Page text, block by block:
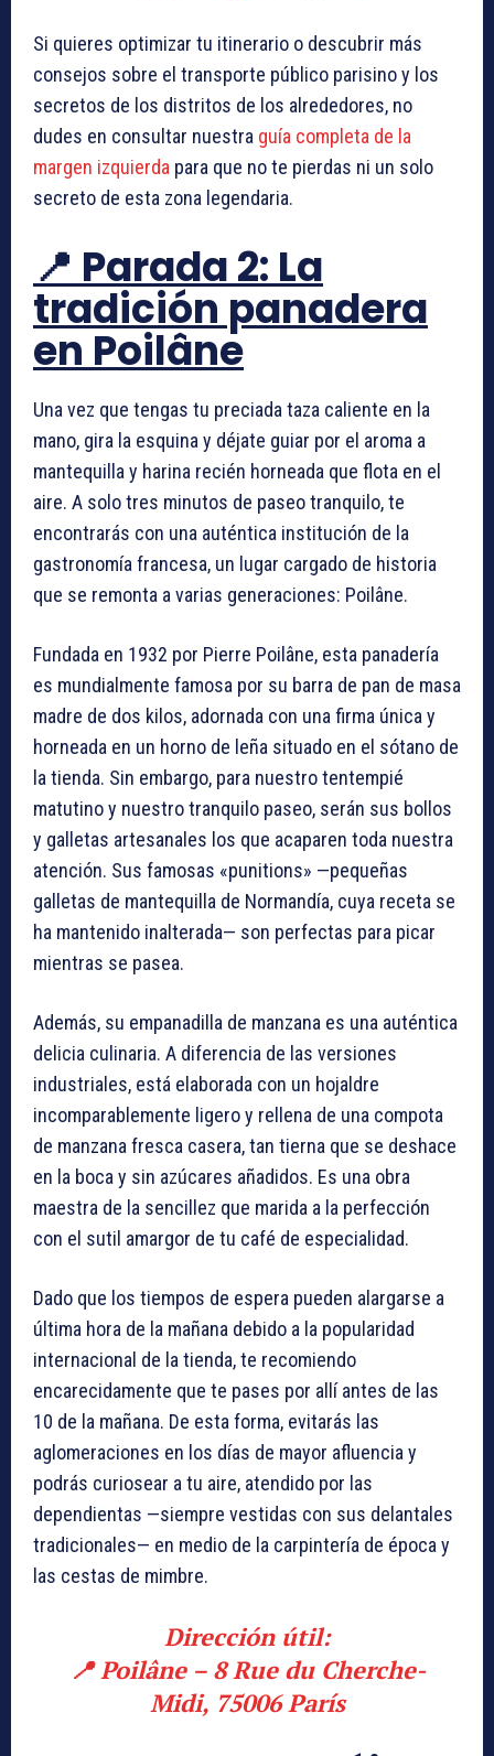
Si quieres optimizar tu itinerario o descubrir más
consejos sobre el transporte público parisino y los
secretos de los distritos de los alrededores, no
dudes en consultar nuestra guía completa de la
margen izquierda para que no te pierdas ni un solo
secreto de esta zona legendaria.
📍 Parada 2: La
tradición panadera
en Poilâne
Una vez que tengas tu preciada taza caliente en la
mano, gira la esquina y déjate guiar por el aroma a
mantequilla y harina recién horneada que flota en el
aire. A solo tres minutos de paseo tranquilo, te
encontrarás con una auténtica institución de la
gastronomía francesa, un lugar cargado de historia
que se remonta a varias generaciones: Poilâne.
Fundada en 1932 por Pierre Poilâne, esta panadería
es mundialmente famosa por su barra de pan de masa
madre de dos kilos, adornada con una firma única y
horneada en un horno de leña situado en el sótano de
la tienda. Sin embargo, para nuestro tentempié
matutino y nuestro tranquilo paseo, serán sus bollos
y galletas artesanales los que acaparen toda nuestra
atención. Sus famosas «punitions» —pequeñas
galletas de mantequilla de Normandía, cuya receta se
ha mantenido inalterada— son perfectas para picar
mientras se pasea.
Además, su empanadilla de manzana es una auténtica
delicia culinaria. A diferencia de las versiones
industriales, está elaborada con un hojaldre
incomparablemente ligero y rellena de una compota
de manzana fresca casera, tan tierna que se deshace
en la boca y sin azúcares añadidos. Es una obra
maestra de la sencillez que marida a la perfección
con el sutil amargor de tu café de especialidad.
Dado que los tiempos de espera pueden alargarse a
última hora de la mañana debido a la popularidad
internacional de la tienda, te recomiendo
encarecidamente que te pases por allí antes de las
10 de la mañana. De esta forma, evitarás las
aglomeraciones en los días de mayor afluencia y
podrás curiosear a tu aire, atendido por las
dependientas —siempre vestidas con sus delantales
tradicionales— en medio de la carpintería de época y
las cestas de mimbre.
Dirección útil:
📍 Poilâne – 8 Rue du Cherche-
Midi, 75006 París